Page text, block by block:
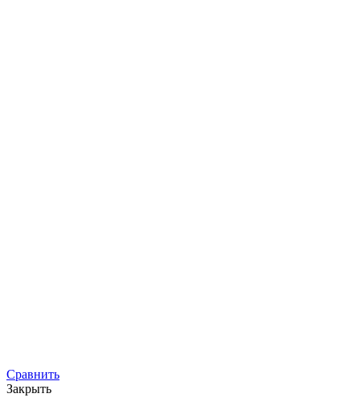
Сравнить
Закрыть